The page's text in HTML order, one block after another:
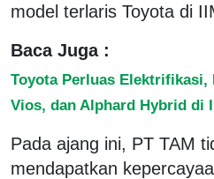
model terlaris Toyota di
Baca Juga :
Toyota Perluas Elektrifikasi,
Vios, dan Alphard Hybrid di
Pada ajang ini, PT TAM
mendapatkan